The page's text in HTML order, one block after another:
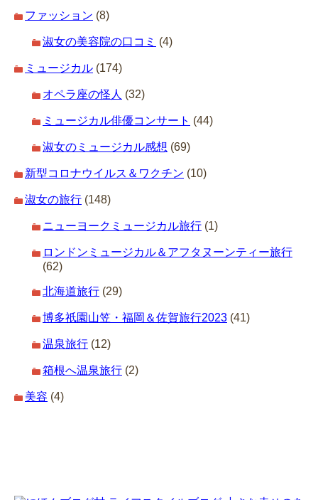
ファッション (8)
淑女の美容院の口コミ (4)
ミュージカル (174)
オペラ座の怪人 (32)
ミュージカル俳優コンサート (44)
淑女のミュージカル感想 (69)
新型コロナウイルス＆ワクチン (10)
淑女の旅行 (148)
ニューヨークミュージカル旅行 (1)
ロンドンミュージカル＆アフタヌーンティー旅行
(62)
北海道旅行 (29)
博多祇園山笠・福岡＆佐賀旅行2023 (41)
温泉旅行 (12)
箱根へ温泉旅行 (2)
美容 (4)